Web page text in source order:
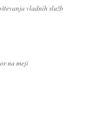
vladnih služb
na meji